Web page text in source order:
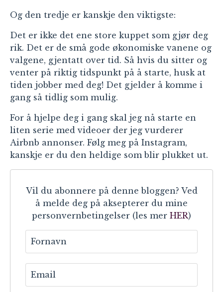
Og den tredje er kanskje den viktigste:
Det er ikke det ene store kuppet som gjør deg
rik. Det er de små gode økonomiske vanene og
valgene, gjentatt over tid. Så hvis du sitter og
venter på riktig tidspunkt på å starte, husk at
tiden jobber med deg! Det gjelder å komme i
gang så tidlig som mulig.
For å hjelpe deg i gang skal jeg nå starte en
liten serie med videoer der jeg vurderer
Airbnb annonser. Følg meg på Instagram,
kanskje er du den heldige som blir plukket ut.
Vil du abonnere på denne bloggen? Ved
å melde deg på aksepterer du mine
personvernbetingelser (les mer HER)